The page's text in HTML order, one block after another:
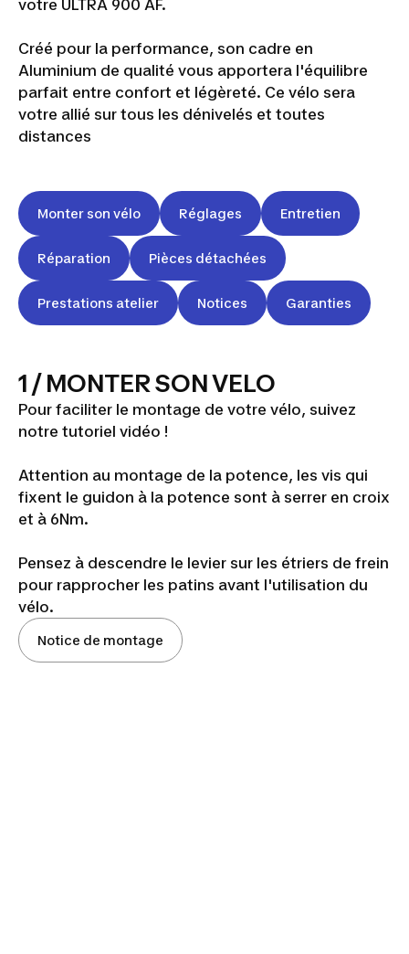
votre ULTRA 900 AF.
Créé pour la performance, son cadre en
Aluminium de qualité vous apportera l'équilibre
parfait entre confort et légèreté. Ce vélo sera
votre allié sur tous les dénivelés et toutes
distances
Monter son vélo Réglages Entretien
Réparation Pièces détachées
Prestations atelier Notices Garanties
1 / MONTER SON VELO
Pour faciliter le montage de votre vélo, suivez
notre tutoriel vidéo !
Attention au montage de la potence, les vis qui
fixent le guidon à la potence sont à serrer en croix
et à 6Nm.
Pensez à descendre le levier sur les étriers de frein
pour rapprocher les patins avant l'utilisation du
vélo.
Notice de montage